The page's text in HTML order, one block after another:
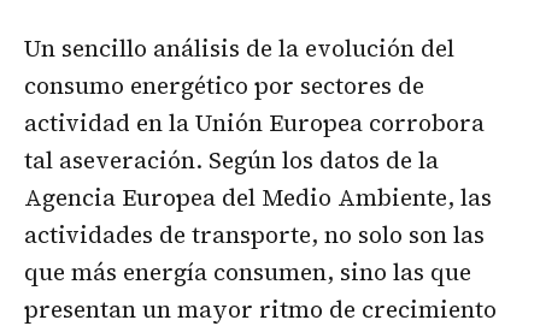
Un sencillo análisis de la evolución del
consumo energético por sectores de
actividad en la Unión Europea corrobora
tal aseveración. Según los datos de la
Agencia Europea del Medio Ambiente, las
actividades de transporte, no solo son las
que más energía consumen, sino las que
presentan un mayor ritmo de crecimiento